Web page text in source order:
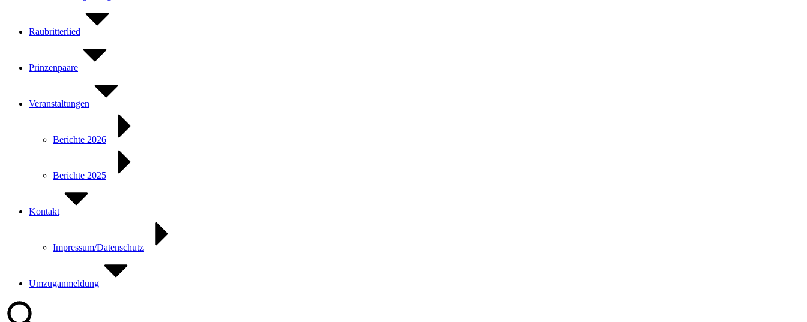
Raubritterlied
Prinzenpaare
Veranstaltungen
Berichte 2026
Berichte 2025
Kontakt
Impressum/Datenschutz
Umzuganmeldung